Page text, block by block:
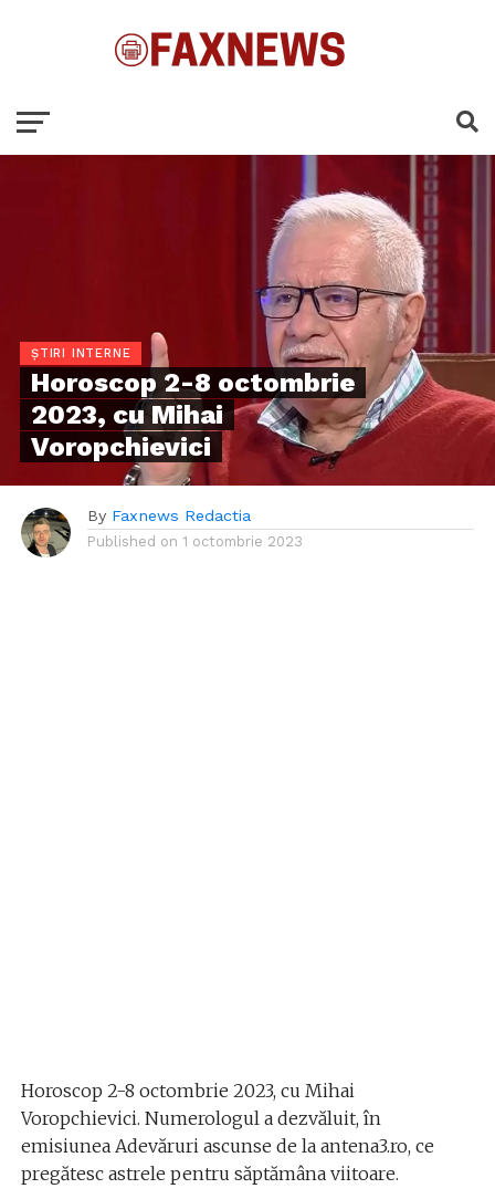
ȘTIRI INTERNE
Horoscop 2-8 octombrie
2023, cu Mihai
Voropchievici
By Faxnews Redactia
Published on 1 octombrie 2023
Horoscop 2-8 octombrie 2023, cu Mihai
Voropchievici. Numerologul a dezvăluit, în
emisiunea Adevăruri ascunse de la antena3.ro, ce
pregătesc astrele pentru săptămâna viitoare.